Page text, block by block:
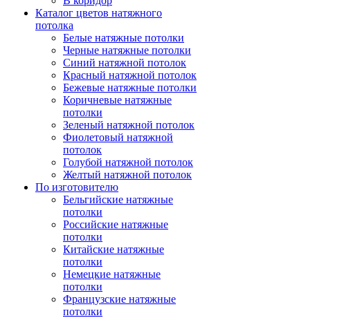
Каталог цветов натяжного
потолка
Белые натяжные потолки
Черные натяжные потолки
Синий натяжной потолок
Красный натяжной потолок
Бежевые натяжные потолки
Коричневые натяжные
потолки
Зеленый натяжной потолок
Фиолетовый натяжной
потолок
Голубой натяжной потолок
Желтый натяжной потолок
По изготовителю
Бельгийские натяжные
потолки
Российские натяжные
потолки
Китайские натяжные
потолки
Немецкие натяжные
потолки
Французские натяжные
потолки